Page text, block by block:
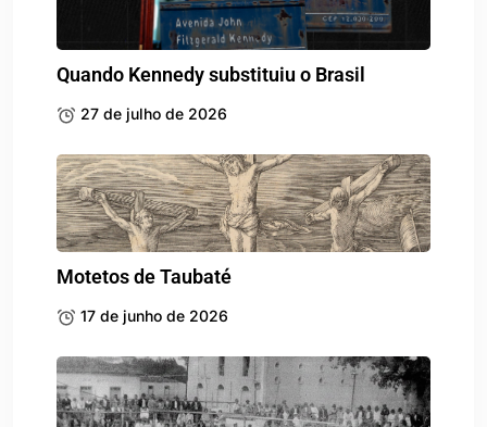
Quando Kennedy substituiu o Brasil
27 de julho de 2026
Motetos de Taubaté
17 de junho de 2026